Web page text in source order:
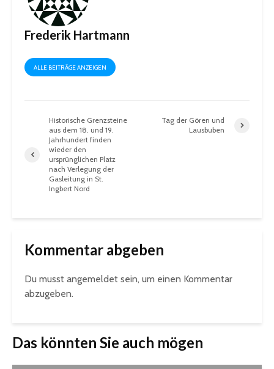
Frederik Hartmann
ALLE BEITRÄGE ANZEIGEN
Historische Grenzsteine
aus dem 18. und 19.
Jahrhundert finden
wieder den
ursprünglichen Platz
nach Verlegung der
Gasleitung in St.
Ingbert Nord
Tag der Gören und
Lausbuben
Kommentar abgeben
Du musst angemeldet sein, um einen Kommentar
abzugeben.
Das könnten Sie auch mögen